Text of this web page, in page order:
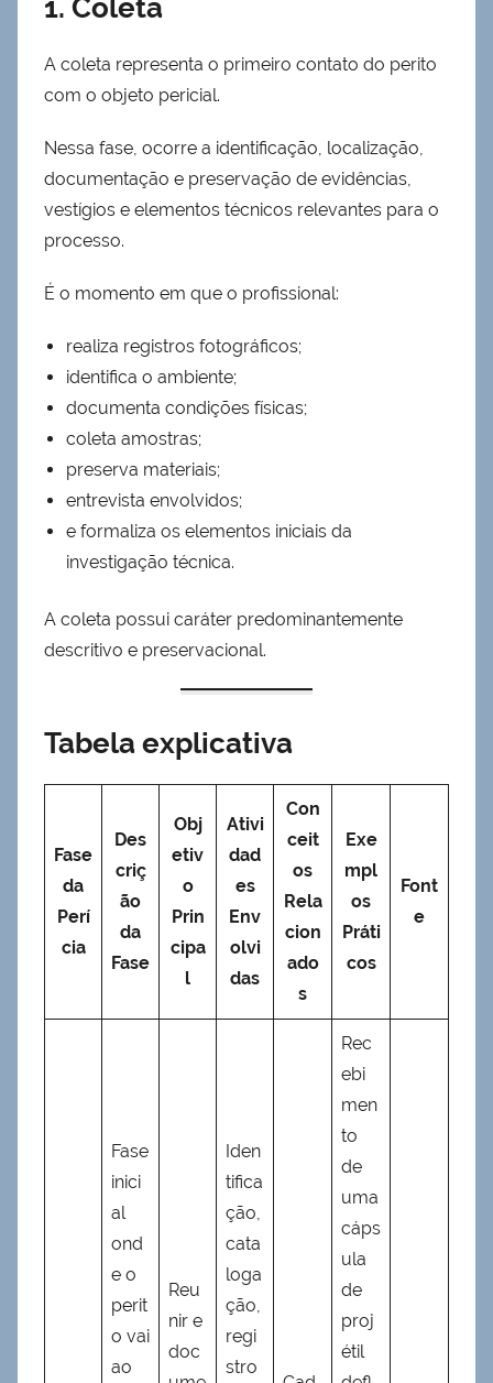
1. Coleta
A coleta representa o primeiro contato do perito
com o objeto pericial.
Nessa fase, ocorre a identificação, localização,
documentação e preservação de evidências,
vestígios e elementos técnicos relevantes para o
processo.
É o momento em que o profissional:
realiza registros fotográficos;
identifica o ambiente;
documenta condições físicas;
coleta amostras;
preserva materiais;
entrevista envolvidos;
e formaliza os elementos iniciais da
investigação técnica.
A coleta possui caráter predominantemente
descritivo e preservacional.
Tabela explicativa
Fase
da
Perí
cia
Des
criç
ão
da
Fase
Obj
etiv
o
Prin
cipa
l
Ativi
dad
es
Env
olvi
das
Con
ceit
os
Rela
cion
ado
s
Exe
mpl
os
Práti
cos
Font
e
Fase
inici
al
ond
e o
perit
o vai
ao
Reu
nir e
doc
Iden
tifica
ção,
cata
loga
ção,
regi
stro
Rec
ebi
men
to
de
uma
cáps
ula
de
proj
étil